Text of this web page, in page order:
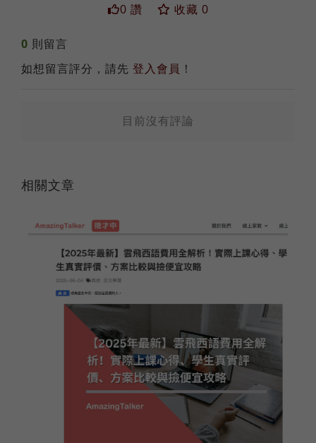
0 讚 收藏 0
0 則留言
如想留言評分，請先 登入會員 ！
目前沒有評論
相關文章